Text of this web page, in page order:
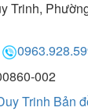
Trinh,
002
Trinh Bản